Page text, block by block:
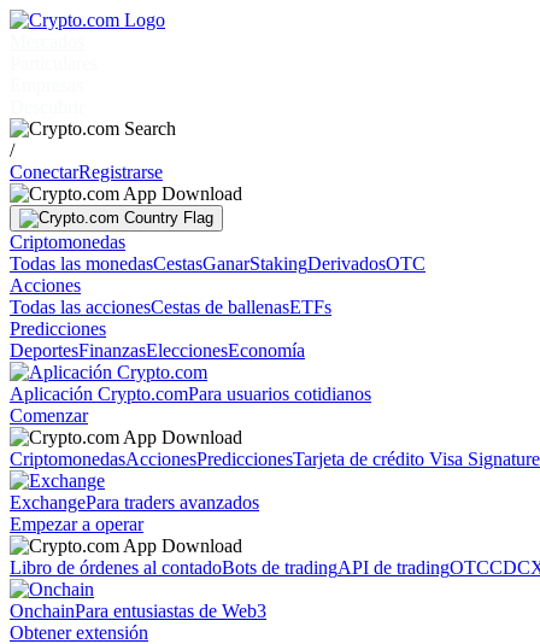
/
ConectarRegistrarse
Criptomonedas
Todas las monedasCestasGanarStakingDerivadosOTC
Acciones
Todas las accionesCestas de ballenasETFs
Predicciones
DeportesFinanzasEleccionesEconomía
Aplicación Crypto.comPara usuarios cotidianos
Comenzar
CriptomonedasAccionesPrediccionesTarjeta de crédito Visa
ExchangePara traders avanzados
Empezar a operar
Libro de órdenes al contadoBots de tradingAPI de tradingOTC
OnchainPara entusiastas de Web3
Obtener extensión